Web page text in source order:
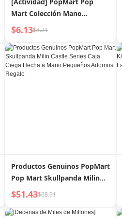
Mart Colección Mano
Pequeña Tirón Serie Mano
Pequeña Caja Ciega Hecha a
Mano Regalo de Juego de
Moda
$6.13$8.21
Productos Genuinos PopMart
Pop Mart Skullpanda Milin
Castle Series Caja Ciega
Hecha a Mano Pequeños
Adornos Regalo
$51.43$68.91